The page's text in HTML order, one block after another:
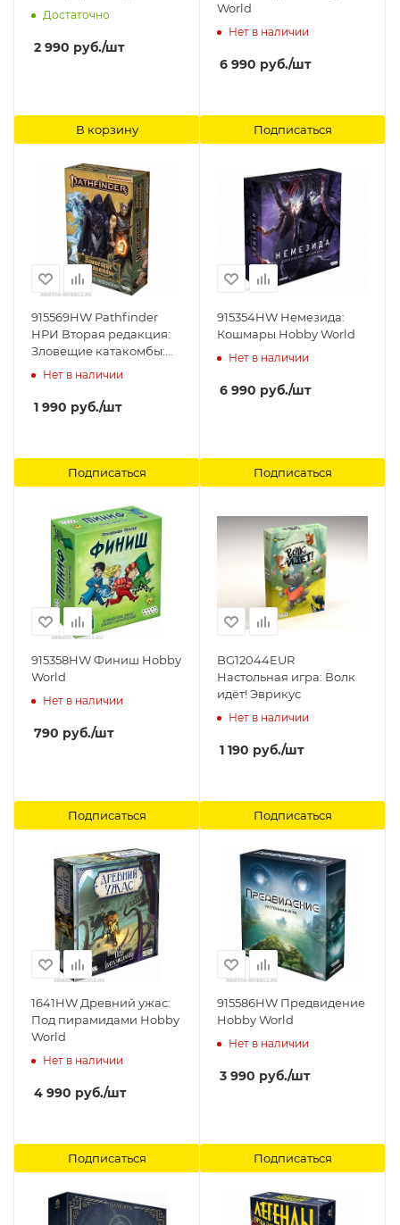
Достаточно
2 990 руб./шт
В корзину
World
Нет в наличии
6 990 руб./шт
Подписаться
915569HW Pathfinder
НРИ Вторая редакция:
Зловещие катакомбы:
Карты существ Hobby
Нет в наличии
1 990 руб./шт
Подписаться
915354HW Немезида:
Кошмары Hobby World
Нет в наличии
6 990 руб./шт
Подписаться
915358HW Финиш Hobby
World
Нет в наличии
790 руб./шт
Подписаться
BG12044EUR
Настольная игра: Волк
идёт! Эврикус
Нет в наличии
1 190 руб./шт
Подписаться
1641HW Древний ужас:
Под пирамидами Hobby
World
Нет в наличии
4 990 руб./шт
Подписаться
915586HW Предвидение
Hobby World
Нет в наличии
3 990 руб./шт
Подписаться